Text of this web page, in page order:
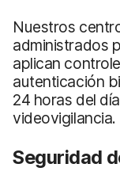
Nuestros
administrados
aplican
autenticación
24 horas del
videovigilancia.
Seguridad